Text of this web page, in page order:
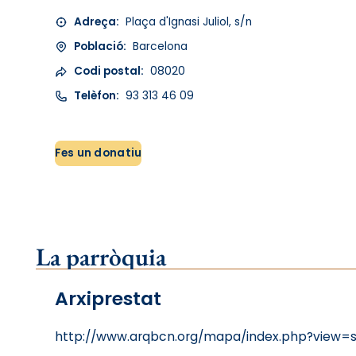
Adreça: Plaça d'Ignasi Juliol, s/n
Població: Barcelona
Codi postal: 08020
Telèfon: 93 313 46 09
Fes un donatiu
La parròquia
Arxiprestat
http://www.arqbcn.org/mapa/